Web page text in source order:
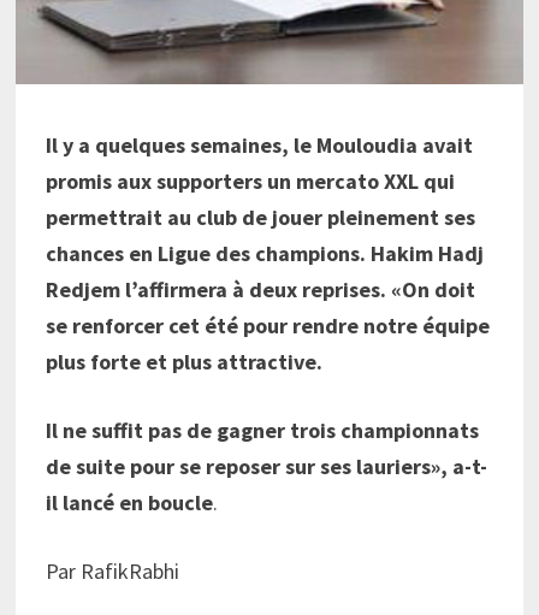
Il y a quelques semaines, le Mouloudia avait
promis aux supporters un mercato XXL qui
permettrait au club de jouer pleinement ses
chances en Ligue des champions. Hakim Hadj
Redjem l’affirmera à deux reprises. «On doit
se renforcer cet été pour rendre notre équipe
plus forte et plus attractive.
Il ne suffit pas de gagner trois championnats
de suite pour se reposer sur ses lauriers», a-t-
il lancé en boucle.
Par RafikRabhi